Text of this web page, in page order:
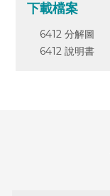
下載檔案
6412 分解圖
6412 說明書